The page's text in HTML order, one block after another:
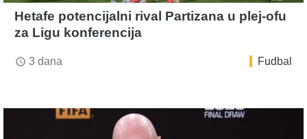
Hetafe potencijalni rival Partizana u plej-ofu
za Ligu konferencija
access_time 3 dana Fudbal